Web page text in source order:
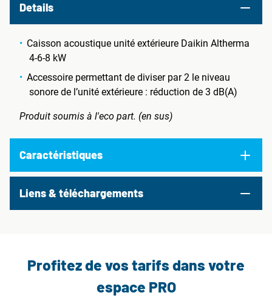
Details
Caisson acoustique unité extérieure Daikin Altherma
4-6-8 kW
Accessoire permettant de diviser par 2 le niveau
sonore de l’unité extérieure : réduction de 3 dB(A)
Produit soumis à l'eco part. (en sus)
Caractéristiques
Liens & téléchargements
Profitez de vos tarifs dans votre
espace PRO